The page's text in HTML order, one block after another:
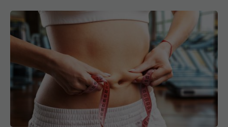
Rețeta de slăbit care "funcționează pentru toată
lumea". Bilic: Acest aliment e soluția!
09 ian 2026, 13:10